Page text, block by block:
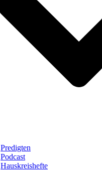
Predigten
Podcast
Hauskreishefte